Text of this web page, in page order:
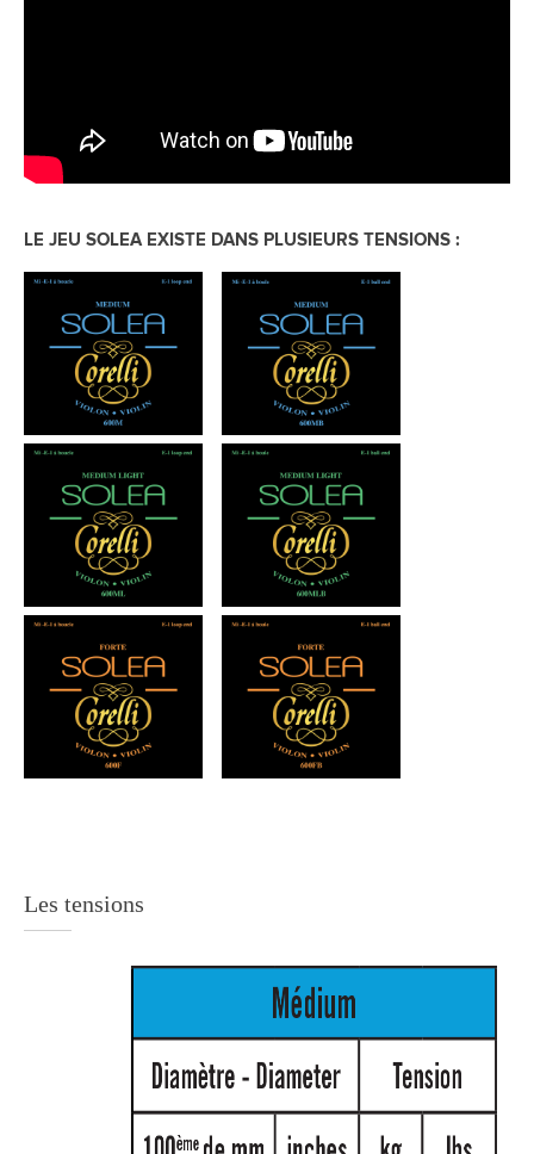
LE JEU SOLEA EXISTE DANS PLUSIEURS TENSIONS :
Les tensions